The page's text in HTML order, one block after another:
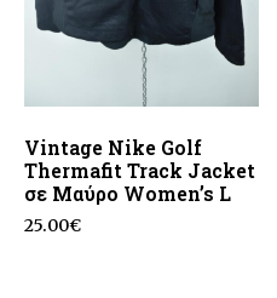
Vintage Nike Golf
Thermafit Track Jacket
σε Μαύρο Women’s L
25.00€